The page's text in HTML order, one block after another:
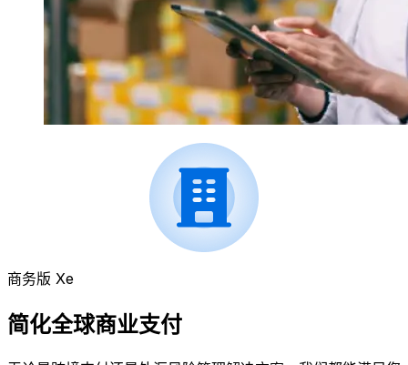
商务版 Xe
简化全球商业支付